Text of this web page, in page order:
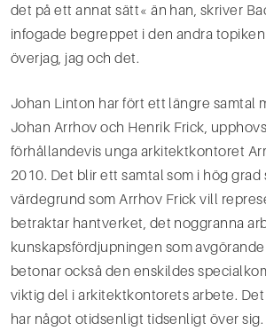
det på ett annat sätt« än han, skriver
infogade begreppet i den andra
överjag, jag och det.
Johan Linton har fört ett längre samtal
Johan Arrhov och Henrik Frick,
förhållandevis unga arkitektkontoret
2010. Det blir ett samtal som i hög grad
värdegrund som Arrhov Frick vill
betraktar hantverket, det noggranna
kunskapsfördjupningen som
betonar också den enskildes
viktig del i arkitektkontorets arbete.
har något otidsenligt tidsenligt över